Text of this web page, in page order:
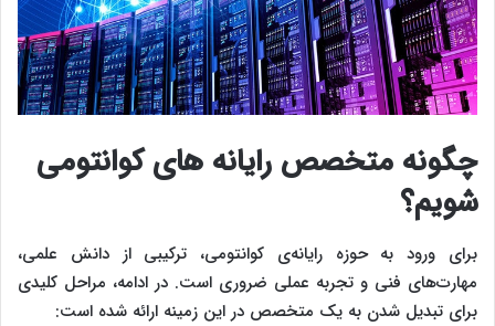
چگونه متخصص رایانه ‌های کوانتومی
شویم؟
برای ورود به حوزه رایانه‌ی کوانتومی، ترکیبی از دانش علمی،
مهارت‌های فنی و تجربه عملی ضروری است. در ادامه، مراحل کلیدی
برای تبدیل شدن به یک متخصص در این زمینه ارائه شده است: